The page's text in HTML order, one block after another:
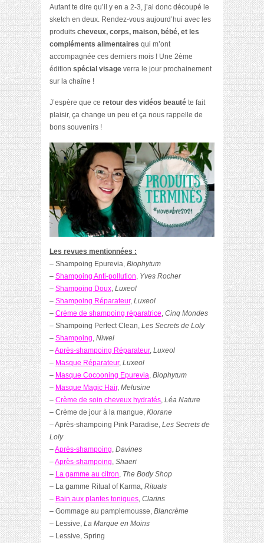
Autant te dire qu’il y en a 2-3, j’ai donc découpé le
sketch en deux. Rendez-vous aujourd’hui avec les
produits cheveux, corps, maison, bébé, et les
compléments alimentaires qui m’ont
accompagnée ces derniers mois ! Une 2ème
édition spécial visage verra le jour prochainement
sur la chaîne !
J’espère que ce retour des vidéos beauté te fait
plaisir, ça change un peu et ça nous rappelle de
bons souvenirs !
Les revues mentionnées :
– Shampoing Epurevia, Biophytum
– Shampoing Anti-pollution Yves Rocher
– Shampoing Doux Luxeol
– Shampoing Réparateur, Luxeol
– Crème de shampoing réparatrice Cinq Mondes
– Shampoing Perfect Clean, Les Secrets de Loly
– Shampoing Niwel
–Après-shampoing Réparateur, Luxeol
– Masque Réparateur, Luxeol
– Masque Cocooning Epurevia Biophytum
– Masque Magic Hair, Melusine
– Crème de soin cheveux hydratés Léa Nature
– Crème de jour à la mangue, Klorane
– Après-shampoing Pink Paradise, Les Secrets de
Loly
–Après-shampoing Davines
–Après-shampoing Shaeri
– La gamme au citron The Body Shop
– La gamme Ritual of Karma, Rituals
– Bain aux plantes toniques Clarins
– Gommage au pamplemousse, Blancrème
– Lessive, La Marque en Moins
– Lessive, Spring